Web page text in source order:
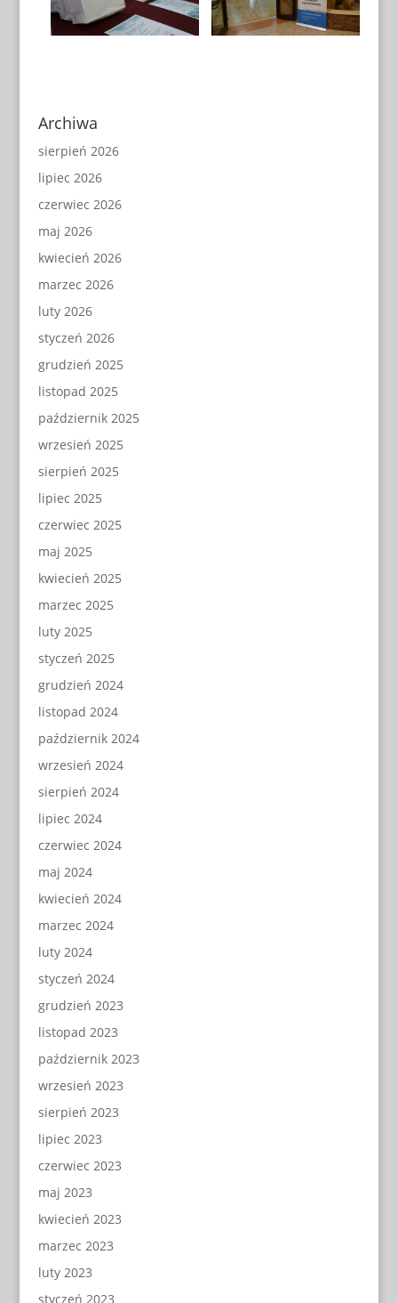
Archiwa
sierpień 2026
lipiec 2026
czerwiec 2026
maj 2026
kwiecień 2026
marzec 2026
luty 2026
styczeń 2026
grudzień 2025
listopad 2025
październik 2025
wrzesień 2025
sierpień 2025
lipiec 2025
czerwiec 2025
maj 2025
kwiecień 2025
marzec 2025
luty 2025
styczeń 2025
grudzień 2024
listopad 2024
październik 2024
wrzesień 2024
sierpień 2024
lipiec 2024
czerwiec 2024
maj 2024
kwiecień 2024
marzec 2024
luty 2024
styczeń 2024
grudzień 2023
listopad 2023
październik 2023
wrzesień 2023
sierpień 2023
lipiec 2023
czerwiec 2023
maj 2023
kwiecień 2023
marzec 2023
luty 2023
styczeń 2023